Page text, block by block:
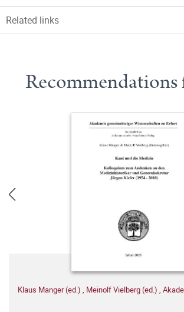
Related links
Klaus Manger (ed.) , Meinolf Vielberg (ed.) ,